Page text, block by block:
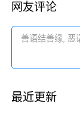
网友评论
最近更新